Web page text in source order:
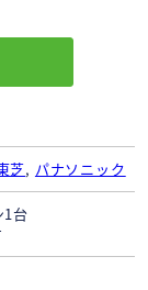
芝, パナソニック
1台